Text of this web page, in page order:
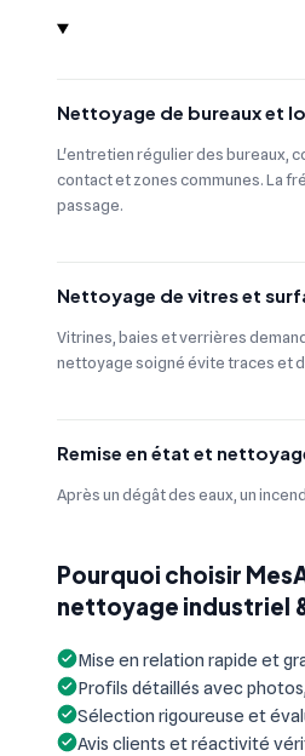
Nettoyage de bureaux et
L'entretien régulier des bureaux,
contact et zones communes. La
passage.
Nettoyage de vitres et
Vitrines, baies et verrières
nettoyage soigné évite traces et
Remise en état et
Après un dégât des eaux, un
Pourquoi choisir
nettoyage industriel
Mise en relation rapide et
Profils détaillés avec
Sélection rigoureuse et
Avis clients et réactivité